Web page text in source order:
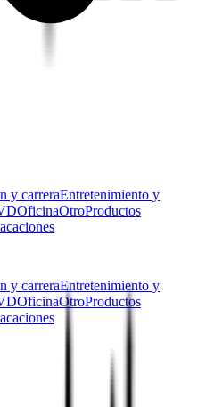
y carreraEntretenimiento y
OficinaOtroProductos
y carreraEntretenimiento y
OficinaOtroProductos